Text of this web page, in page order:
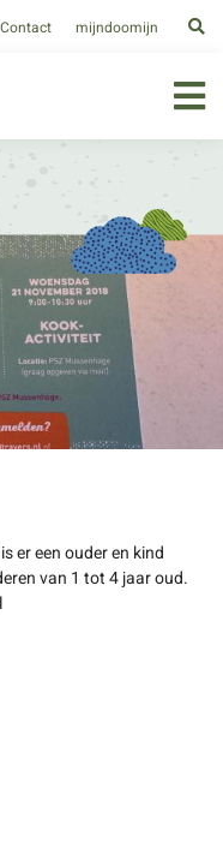
Contact mijndoomijn
er een ouder en kind
van 1 tot 4 jaar oud.